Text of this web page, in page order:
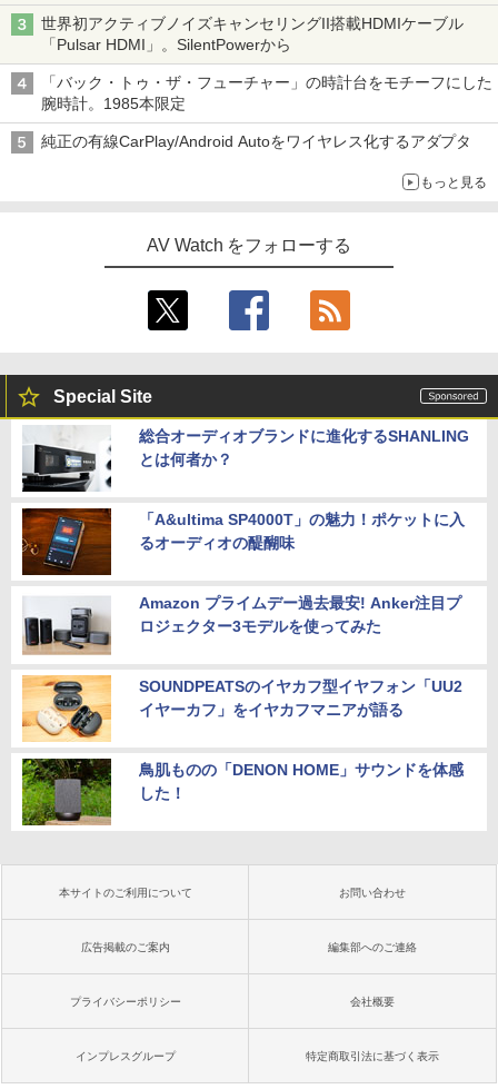
世界初アクティブノイズキャンセリングII搭載HDMIケーブル
「Pulsar HDMI」。SilentPowerから
「バック・トゥ・ザ・フューチャー」の時計台をモチーフにした
腕時計。1985本限定
純正の有線CarPlay/Android Autoをワイヤレス化するアダプタ
もっと見る
AV Watch をフォローする
Special Site
総合オーディオブランドに進化するSHANLING
とは何者か？
「A&ultima SP4000T」の魅力！ポケットに入
るオーディオの醍醐味
Amazon プライムデー過去最安! Anker注目プ
ロジェクター3モデルを使ってみた
SOUNDPEATSのイヤカフ型イヤフォン「UU2
イヤーカフ」をイヤカフマニアが語る
鳥肌ものの「DENON HOME」サウンドを体感
した！
本サイトのご利用について お問い合わせ
広告掲載のご案内 編集部へのご連絡
プライバシーポリシー 会社概要
インプレスグループ 特定商取引法に基づく表示